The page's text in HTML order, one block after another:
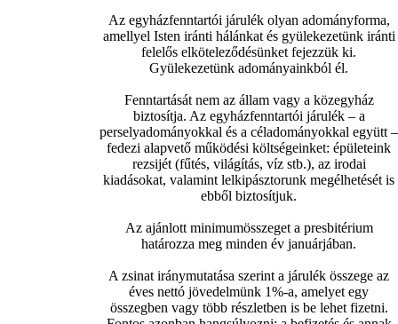
Az egyházfenntartói járulék olyan adományforma,
amellyel Isten iránti hálánkat és gyülekezetünk iránti
felelős elköteleződésünket fejezzük ki.
Gyülekezetünk adományainkból él.
Fenntartását nem az állam vagy a közegyház
biztosítja. Az egyházfenntartói járulék – a
perselyadományokkal és a céladományokkal együtt –
fedezi alapvető működési költségeinket: épületeink
rezsijét (fűtés, világítás, víz stb.), az irodai
kiadásokat, valamint lelkipásztorunk megélhetését is
ebből biztosítjuk.
Az ajánlott minimumösszeget a presbitérium
határozza meg minden év januárjában.
A zsinat iránymutatása szerint a járulék összege az
éves nettó jövedelmünk 1%-a, amelyet egy
összegben vagy több részletben is be lehet fizetni.